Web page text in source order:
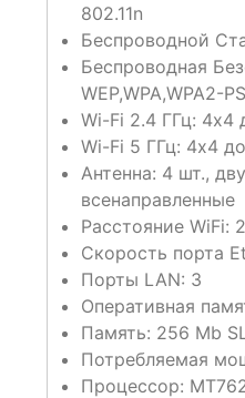
802.11n
Беспроводной
Беспроводная
WEP,WPA,WPA2-
Wi-Fi 2.4 ГГц: 4х4
Wi-Fi 5 ГГц: 4х4
Антенна: 4 шт.,
всенаправленные
Расстояние WiFi:
Скорость порта
Порты LAN: 3
Оперативная
Память: 256 Mb
Потребляемая
Процессор: